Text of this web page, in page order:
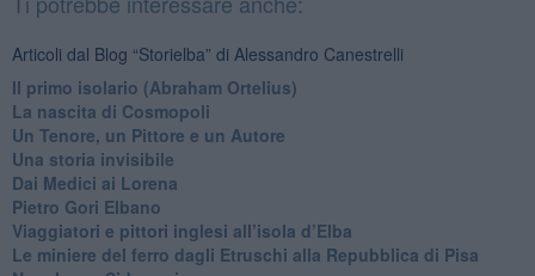
Articoli dal Blog “Storielba” di Alessandro Canestrelli
Il primo isolario (Abraham Ortelius)
La nascita di Cosmopoli
​Un Tenore, un Pittore e un Autore
Una storia invisibile
Dai Medici ai Lorena
​Pietro Gori Elbano
​Viaggiatori e pittori inglesi all’isola d’Elba
Le miniere del ferro dagli Etruschi alla Repubblica di Pisa